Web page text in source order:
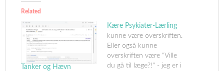
Related
Tanker og Hævn
Kære Psykiater-Lærling
kunne være overskriften.
Eller også kunne
overskriften være "Ville
du gå til læge?!" - jeg er i